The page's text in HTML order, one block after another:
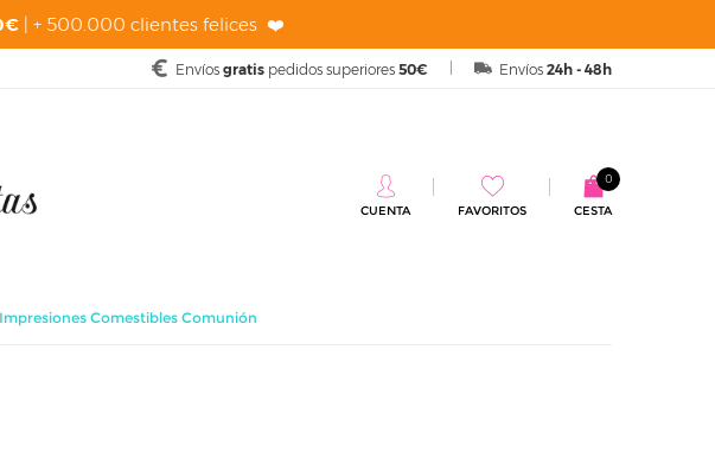
| + 500.000 clientes felices ❤️
Envíos 24h - 48h
Envíos gratis pedidos superiores 50€
CESTA
0
CUENTA FAVORITOS
Impresiones Comestibles Comunión